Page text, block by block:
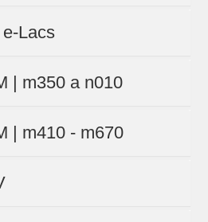
Lacs
| m350 a n010
| m410 - m670